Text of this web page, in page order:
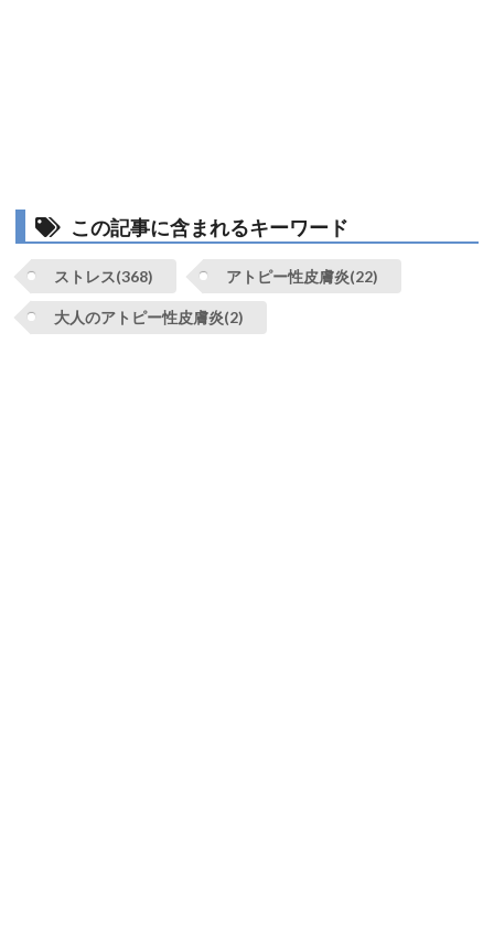
この記事に含まれるキーワード
ストレス(368) アトピー性皮膚炎(22)
大人のアトピー性皮膚炎(2)